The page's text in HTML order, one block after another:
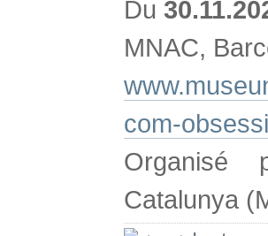
Du
MNAC,
com-
Organisé
Catalunya